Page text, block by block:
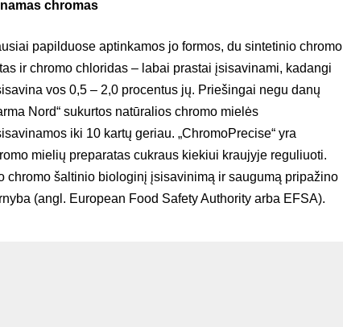
chromas
papilduose aptinkamos jo formos, du sintetinio chromo
ir chromo chloridas – labai prastai įsisavinami, kadangi
vos 0,5 – 2,0 procentus jų. Priešingai negu danų
Nord“ sukurtos natūralios chromo mielės
iki 10 kartų geriau. „ChromoPrecise“ yra
mielių preparatas cukraus kiekiui kraujyje reguliuoti.
chromo šaltinio biologinį įsisavinimą ir saugumą pripažino
(angl. European Food Safety Authority arba EFSA).